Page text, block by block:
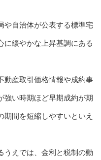
や自治体が公表する標準宅
に緩やかな上昇基調にある
動産取引価格情報や成約事
強い時期ほど早期成約が期
間を短縮しやすいといえ
うえでは、金利と税制の動